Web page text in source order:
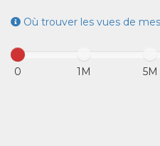
Où trouver les vues de
0 1M 5M